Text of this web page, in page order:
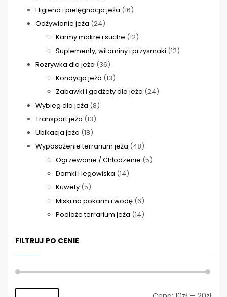
produktów
Higiena i pielęgnacja jeża 1616
Odżywianie jeża 2424
produkty
Karmy mokre i suche 1212
produktów
Suplementy, witaminy i przysmaki 1212
Rozrywka dla jeża 3636
produktów
Kondycja jeża 1313
produktów
Zabawki i gadżety dla jeża 2424
Wybieg dla jeża 88
Transport jeża 1313
Ubikacja jeża 1818
produktów
Wyposażenie terrarium jeża 4848
produktów
Ogrzewanie / Chłodzenie 55
Domki i legowiska 1414
Kuwety 55
produktów
Miski na pokarm i wodę 66
produktów
Podłoże terrarium jeża 1414
FILTRUJ PO CENIE